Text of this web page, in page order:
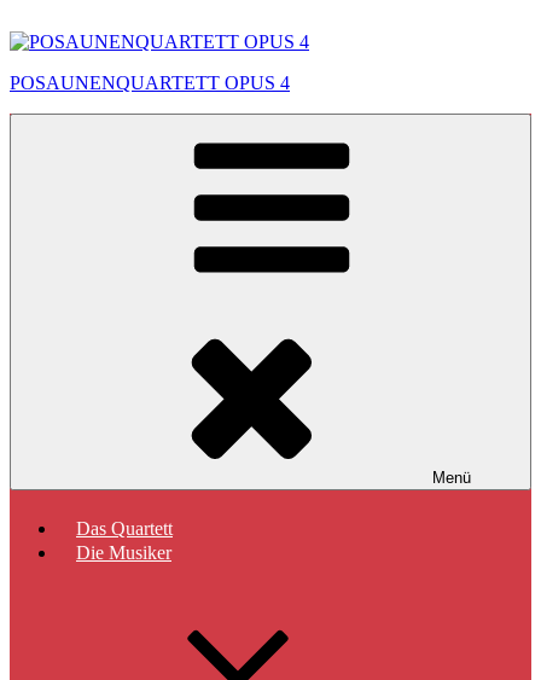
Inhalt
POSAUNENQUARTETT OPUS 4
Menü
Das Quartett
Die Musiker